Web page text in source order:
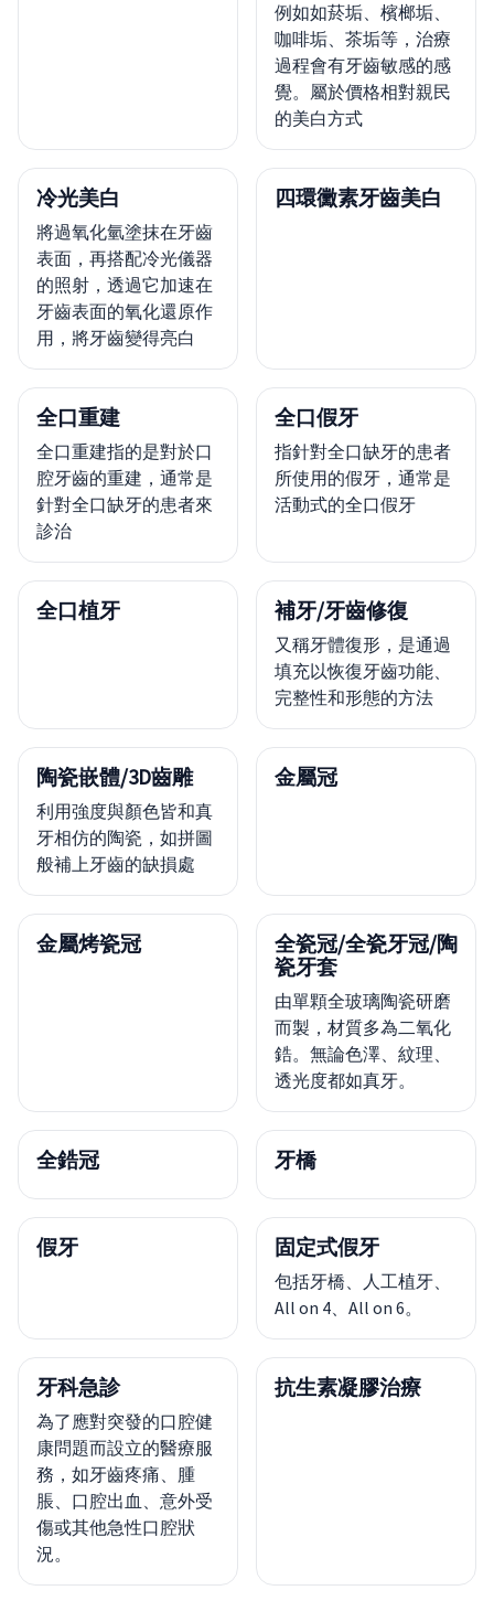
例如如菸垢、檳榔垢、
咖啡垢、茶垢等，治療
過程會有牙齒敏感的感
覺。屬於價格相對親民
的美白方式
冷光美白
將過氧化氫塗抹在牙齒
表面，再搭配冷光儀器
的照射，透過它加速在
牙齒表面的氧化還原作
用，將牙齒變得亮白
四環黴素牙齒美白
全口重建
全口重建指的是對於口
腔牙齒的重建，通常是
針對全口缺牙的患者來
診治
全口假牙
指針對全口缺牙的患者
所使用的假牙，通常是
活動式的全口假牙
全口植牙 補牙/牙齒修復
又稱牙體復形，是通過
填充以恢復牙齒功能、
完整性和形態的方法
陶瓷嵌體/3D齒雕
利用強度與顏色皆和真
牙相仿的陶瓷，如拼圖
般補上牙齒的缺損處
金屬冠
金屬烤瓷冠
全瓷冠/全瓷牙冠/陶
瓷牙套
由單顆全玻璃陶瓷研磨
而製，材質多為二氧化
鋯。無論色澤、紋理、
透光度都如真牙。
全鋯冠 牙橋
假牙 固定式假牙
包括牙橋、人工植牙、
All on 4、All on 6。
牙科急診
為了應對突發的口腔健
康問題而設立的醫療服
務，如牙齒疼痛、腫
脹、口腔出血、意外受
傷或其他急性口腔狀
況。
抗生素凝膠治療